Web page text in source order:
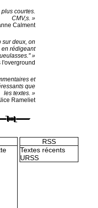
courtes.
CMV,s. »
Calment
sur deux, on
en rédigeant
»
l'overground
et
que
les textes. »
Rameliet
RSS
Textes récents
URSS